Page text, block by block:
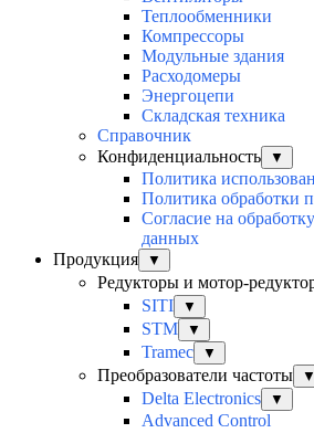
Теплообменники
Компрессоры
Модульные здания
Расходомеры
Энергоцепи
Складская техника
Справочник
Конфиденциальность
▼
Политика
Политика обработки
Согласие на
данных
Продукция
▼
Редукторы и мотор-
SITI ▼
STM ▼
Tramec ▼
Преобразователи частоты ▼
Delta Electronics ▼
Advanced Control